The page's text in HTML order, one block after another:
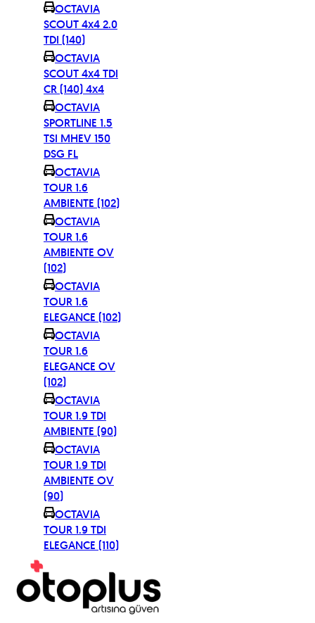
OCTAVIA
SCOUT 4x4 2.0
TDI (140)
OCTAVIA
SCOUT 4x4 TDI
CR (140) 4x4
OCTAVIA
SPORTLINE 1.5
TSI MHEV 150
DSG FL
OCTAVIA
TOUR 1.6
AMBIENTE (102)
OCTAVIA
TOUR 1.6
AMBIENTE OV
(102)
OCTAVIA
TOUR 1.6
ELEGANCE (102)
OCTAVIA
TOUR 1.6
ELEGANCE OV
(102)
OCTAVIA
TOUR 1.9 TDI
AMBIENTE (90)
OCTAVIA
TOUR 1.9 TDI
AMBIENTE OV
(90)
OCTAVIA
TOUR 1.9 TDI
ELEGANCE (110)